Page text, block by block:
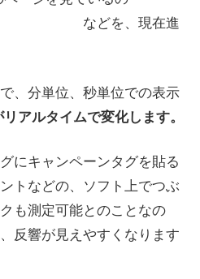
、現在進
、分単位、秒単位での表示
アルタイムで変化します。
にキャンペーンタグを貼る
トなどの、ソフト上でつぶ
も測定可能とのことなの
反響が見えやすくなります